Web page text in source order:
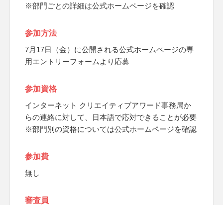
※部門ごとの詳細は公式ホームページを確認
参加方法
7月17日（金）に公開される公式ホームページの専
用エントリーフォームより応募
参加資格
インターネット クリエイティブアワード事務局か
らの連絡に対して、日本語で応対できることが必要
※部門別の資格については公式ホームページを確認
参加費
無し
審査員